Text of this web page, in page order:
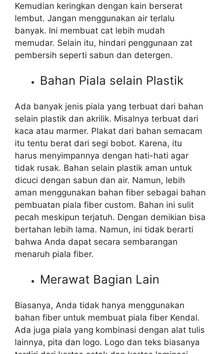
Kemudian keringkan dengan kain berserat
lembut. Jangan menggunakan air terlalu
banyak. Ini membuat cat lebih mudah
memudar. Selain itu, hindari penggunaan zat
pembersih seperti sabun dan detergen.
Bahan Piala selain Plastik
Ada banyak jenis piala yang terbuat dari bahan
selain plastik dan akrilik. Misalnya terbuat dari
kaca atau marmer. Plakat dari bahan semacam
itu tentu berat dari segi bobot. Karena, itu
harus menyimpannya dengan hati-hati agar
tidak rusak. Bahan selain plastik aman untuk
dicuci dengan sabun dan air. Namun, lebih
aman menggunakan bahan fiber sebagai bahan
pembuatan piala fiber custom. Bahan ini sulit
pecah meskipun terjatuh. Dengan demikian bisa
bertahan lebih lama. Namun, ini tidak berarti
bahwa Anda dapat secara sembarangan
menaruh piala fiber.
Merawat Bagian Lain
Biasanya, Anda tidak hanya menggunakan
bahan fiber untuk membuat piala fiber Kendal.
Ada juga piala yang kombinasi dengan alat tulis
lainnya, pita dan logo. Logo dan teks biasanya